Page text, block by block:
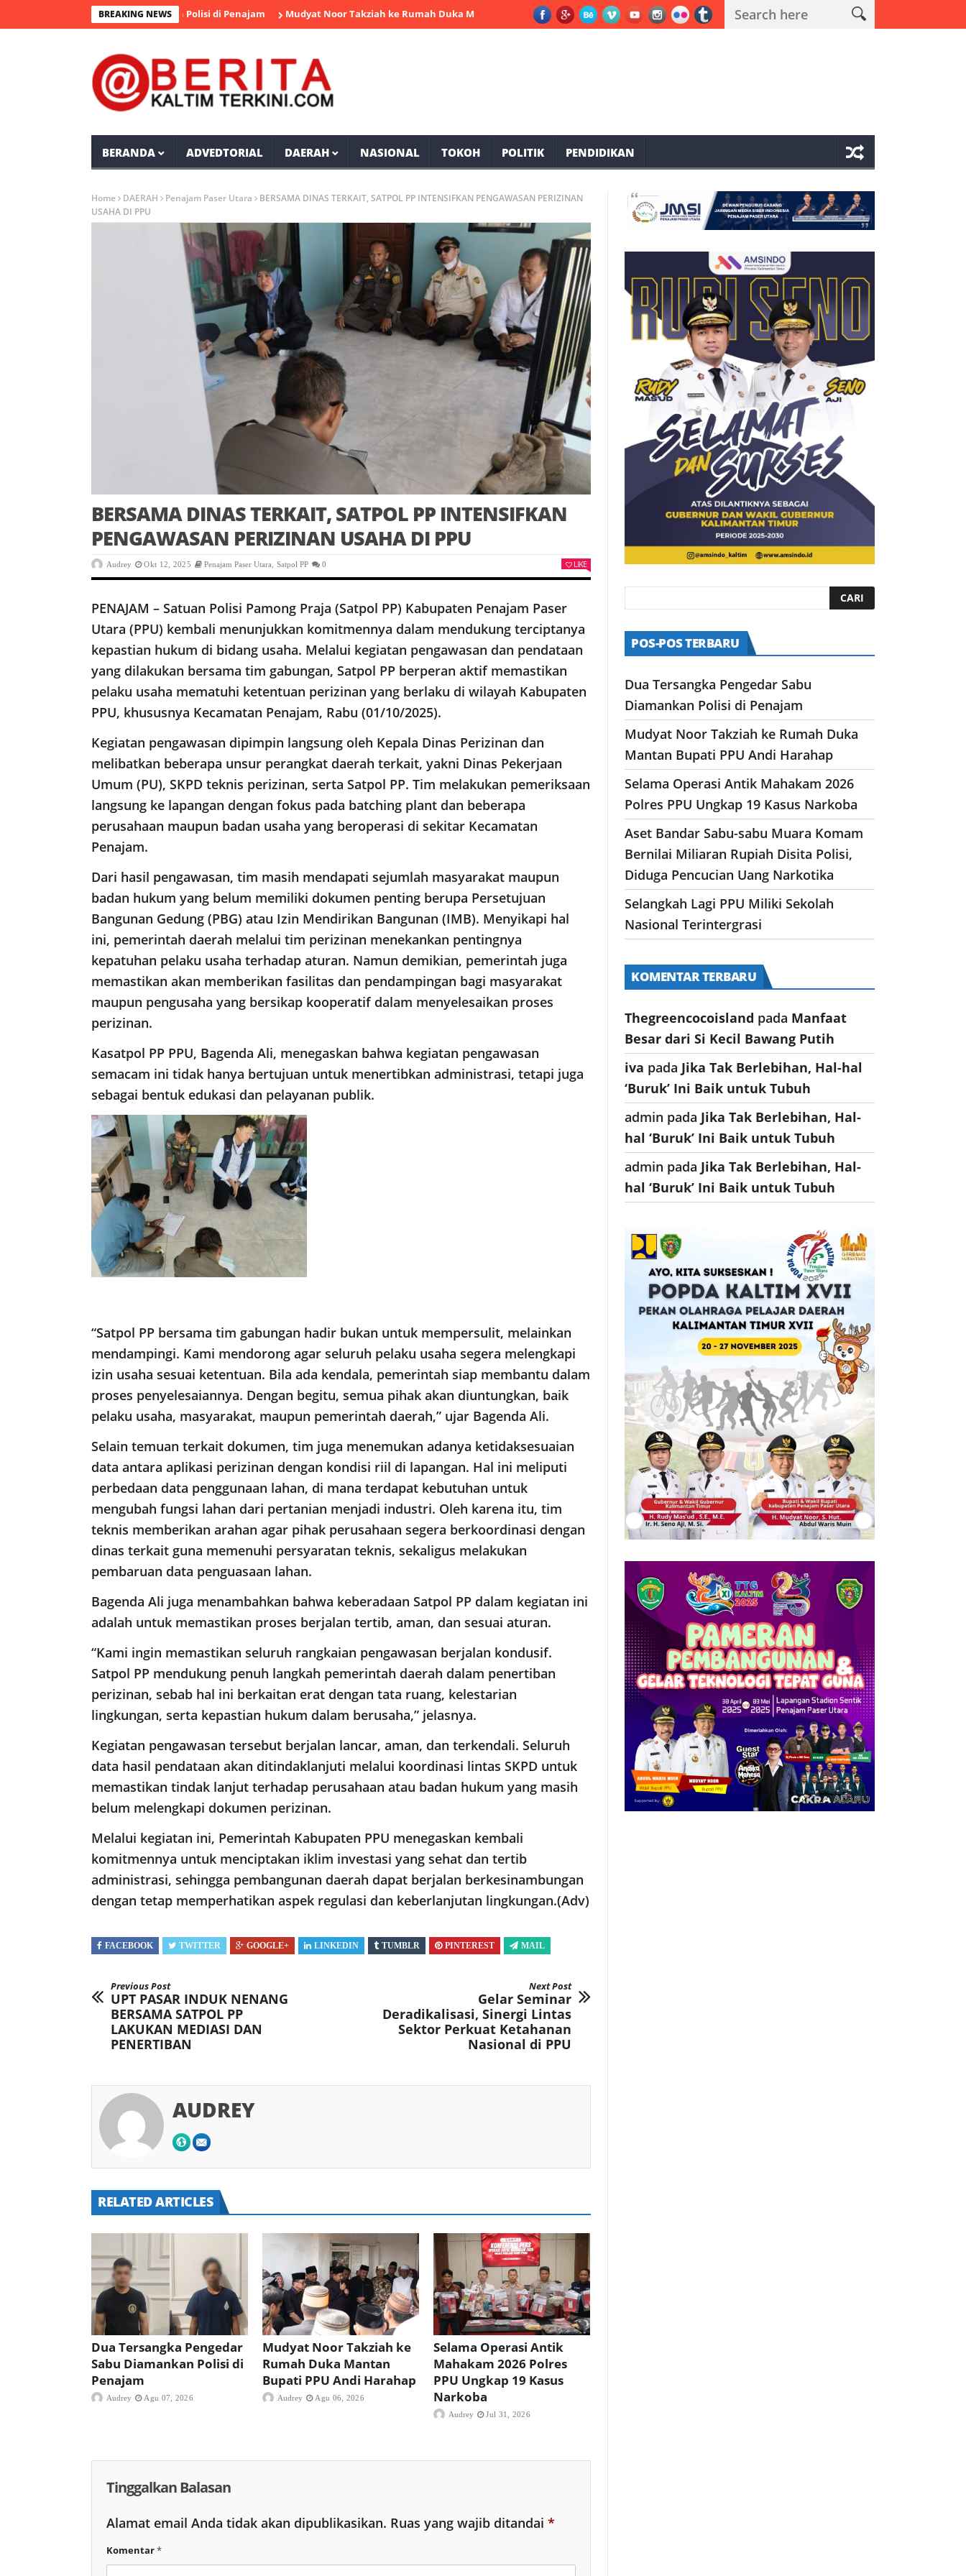
BREAKING NEWS
Pengedar Sabu Diamankan Polisi di Penajam Mudyat Noor Takziah ke Rumah Duka Mantan Bupati PPU Andi Harahap Selama Operasi Antik Mahakam 2026 Polres PPU Ungkap 19 Kasus Narkoba
BERANDA ADVEDTORIAL DAERAH NASIONAL TOKOH POLITIK PENDIDIKAN
Home DAERAH Penajam Paser Utara
BERSAMA DINAS TERKAIT, SATPOL PP INTENSIFKAN PENGAWASAN PERIZINAN
USAHA DI PPU
BERSAMA DINAS TERKAIT, SATPOL PP INTENSIFKAN
PENGAWASAN PERIZINAN USAHA DI PPU
Audrey Okt 12, 2025 Penajam Paser Utara Satpol PP 0 LIKE
PENAJAM – Satuan Polisi Pamong Praja (Satpol PP) Kabupaten Penajam Paser
Utara (PPU) kembali menunjukkan komitmennya dalam mendukung terciptanya
kepastian hukum di bidang usaha. Melalui kegiatan pengawasan dan pendataan
yang dilakukan bersama tim gabungan, Satpol PP berperan aktif memastikan
pelaku usaha mematuhi ketentuan perizinan yang berlaku di wilayah Kabupaten
PPU, khususnya Kecamatan Penajam, Rabu (01/10/2025).
Kegiatan pengawasan dipimpin langsung oleh Kepala Dinas Perizinan dan
melibatkan beberapa unsur perangkat daerah terkait, yakni Dinas Pekerjaan
Umum (PU), SKPD teknis perizinan, serta Satpol PP. Tim melakukan pemeriksaan
langsung ke lapangan dengan fokus pada batching plant dan beberapa
perusahaan maupun badan usaha yang beroperasi di sekitar Kecamatan
Penajam.
Dari hasil pengawasan, tim masih mendapati sejumlah masyarakat maupun
badan hukum yang belum memiliki dokumen penting berupa Persetujuan
Bangunan Gedung (PBG) atau Izin Mendirikan Bangunan (IMB). Menyikapi hal
ini, pemerintah daerah melalui tim perizinan menekankan pentingnya
kepatuhan pelaku usaha terhadap aturan. Namun demikian, pemerintah juga
memastikan akan memberikan fasilitas dan pendampingan bagi masyarakat
maupun pengusaha yang bersikap kooperatif dalam menyelesaikan proses
perizinan.
Kasatpol PP PPU, Bagenda Ali, menegaskan bahwa kegiatan pengawasan
semacam ini tidak hanya bertujuan untuk menertibkan administrasi, tetapi juga
sebagai bentuk edukasi dan pelayanan publik.
“Satpol PP bersama tim gabungan hadir bukan untuk mempersulit, melainkan
mendampingi. Kami mendorong agar seluruh pelaku usaha segera melengkapi
izin usaha sesuai ketentuan. Bila ada kendala, pemerintah siap membantu dalam
proses penyelesaiannya. Dengan begitu, semua pihak akan diuntungkan, baik
pelaku usaha, masyarakat, maupun pemerintah daerah,” ujar Bagenda Ali.
Selain temuan terkait dokumen, tim juga menemukan adanya ketidaksesuaian
data antara aplikasi perizinan dengan kondisi riil di lapangan. Hal ini meliputi
perbedaan data penggunaan lahan, di mana terdapat kebutuhan untuk
mengubah fungsi lahan dari pertanian menjadi industri. Oleh karena itu, tim
teknis memberikan arahan agar pihak perusahaan segera berkoordinasi dengan
dinas terkait guna memenuhi persyaratan teknis, sekaligus melakukan
pembaruan data penguasaan lahan.
Bagenda Ali juga menambahkan bahwa keberadaan Satpol PP dalam kegiatan ini
adalah untuk memastikan proses berjalan tertib, aman, dan sesuai aturan.
“Kami ingin memastikan seluruh rangkaian pengawasan berjalan kondusif.
Satpol PP mendukung penuh langkah pemerintah daerah dalam penertiban
perizinan, sebab hal ini berkaitan erat dengan tata ruang, kelestarian
lingkungan, serta kepastian hukum dalam berusaha,” jelasnya.
Kegiatan pengawasan tersebut berjalan lancar, aman, dan terkendali. Seluruh
data hasil pendataan akan ditindaklanjuti melalui koordinasi lintas SKPD untuk
memastikan tindak lanjut terhadap perusahaan atau badan hukum yang masih
belum melengkapi dokumen perizinan.
Melalui kegiatan ini, Pemerintah Kabupaten PPU menegaskan kembali
komitmennya untuk menciptakan iklim investasi yang sehat dan tertib
administrasi, sehingga pembangunan daerah dapat berjalan berkesinambungan
dengan tetap memperhatikan aspek regulasi dan keberlanjutan lingkungan.(Adv)
FACEBOOK TWITTER GOOGLE+ LINKEDIN TUMBLR PINTEREST MAIL
Previous Post
UPT PASAR INDUK NENANG
BERSAMA SATPOL PP
LAKUKAN MEDIASI DAN
PENERTIBAN
Next Post
Gelar Seminar
Deradikalisasi, Sinergi Lintas
Sektor Perkuat Ketahanan
Nasional di PPU
AUDREY
RELATED ARTICLES
Dua Tersangka Pengedar
Sabu Diamankan Polisi di
Penajam
Audrey Agu 07, 2026
Mudyat Noor Takziah ke
Rumah Duka Mantan
Bupati PPU Andi Harahap
Audrey Agu 06, 2026
Selama Operasi Antik
Mahakam 2026 Polres
PPU Ungkap 19 Kasus
Narkoba
Audrey Jul 31, 2026
Tinggalkan Balasan
Alamat email Anda tidak akan dipublikasikan. Ruas yang wajib ditandai *
Komentar*
POS-POS TERBARU
Dua Tersangka Pengedar Sabu
Diamankan Polisi di Penajam
Mudyat Noor Takziah ke Rumah Duka
Mantan Bupati PPU Andi Harahap
Selama Operasi Antik Mahakam 2026
Polres PPU Ungkap 19 Kasus Narkoba
Aset Bandar Sabu-sabu Muara Komam
Bernilai Miliaran Rupiah Disita Polisi,
Diduga Pencucian Uang Narkotika
Selangkah Lagi PPU Miliki Sekolah
Nasional Terintergrasi
KOMENTAR TERBARU
Thegreencocoisland pada Manfaat
Besar dari Si Kecil Bawang Putih
iva pada Jika Tak Berlebihan, Hal-hal
‘Buruk’ Ini Baik untuk Tubuh
admin pada Jika Tak Berlebihan, Hal-
hal ‘Buruk’ Ini Baik untuk Tubuh
admin pada Jika Tak Berlebihan, Hal-
hal ‘Buruk’ Ini Baik untuk Tubuh